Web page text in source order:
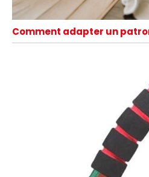
Comment adapter un